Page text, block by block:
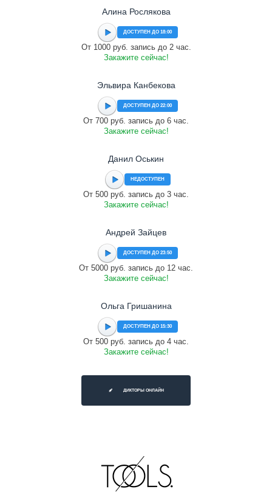
Алина Рослякова
ДОСТУПЕН ДО 18:00
От 1000 руб. запись до 2 час.
Закажите сейчас!
Эльвира Канбекова
ДОСТУПЕН ДО 22:00
От 700 руб. запись до 6 час.
Закажите сейчас!
Данил Оськин
НЕДОСТУПЕН
От 500 руб. запись до 3 час.
Закажите сейчас!
Андрей Зайцев
ДОСТУПЕН ДО 23:50
От 5000 руб. запись до 12 час.
Закажите сейчас!
Ольга Гришанина
ДОСТУПЕН ДО 15:30
От 500 руб. запись до 4 час.
Закажите сейчас!
ДИКТОРЫ ОНЛАЙН